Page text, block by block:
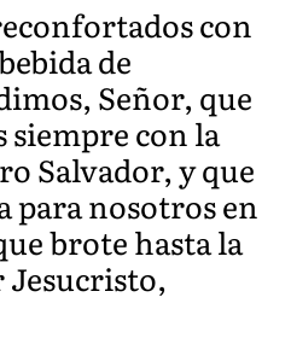
con
de
Señor, que
siempre con la
Salvador, y que
para nosotros en
brote hasta la